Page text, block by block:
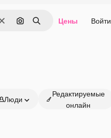
ОчиститьПоиск по изображению
Поиск Цены Войти
Люди
Редактируемые
онлайн